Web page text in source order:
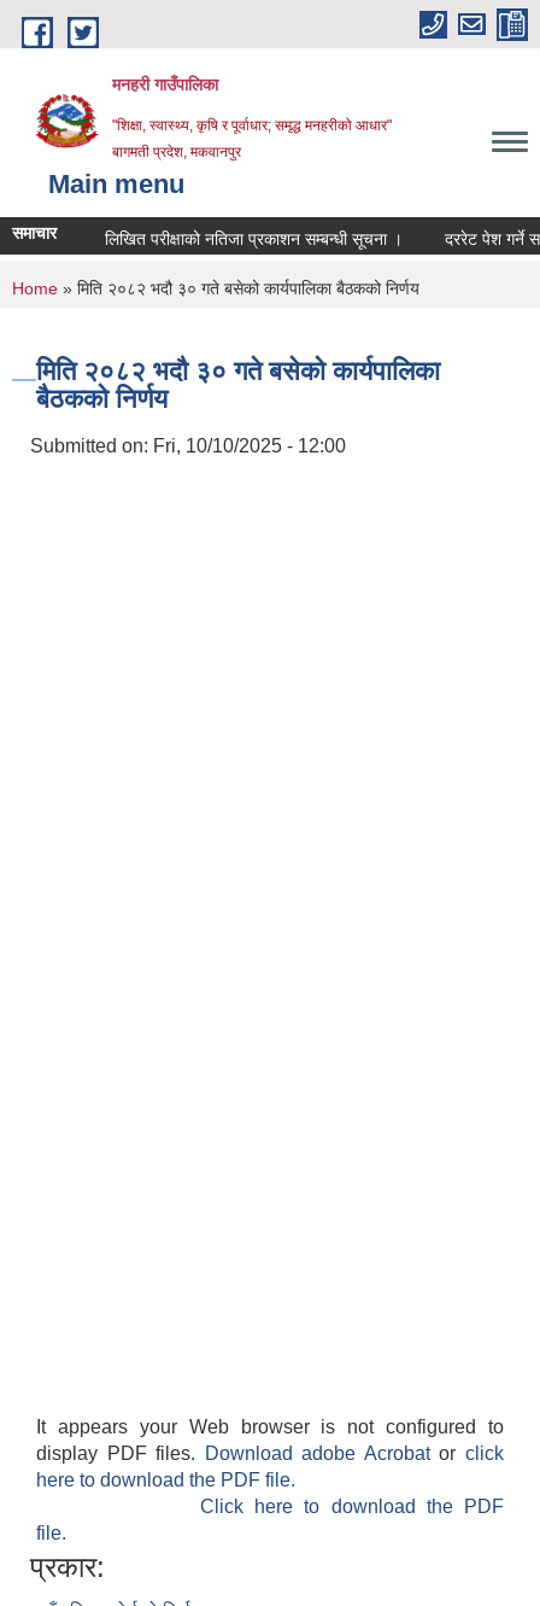
Skip to main content
मनहरी गाउँपालिका
"शिक्षा, स्वास्थ्य, कृषि र पूर्वाधार; समृद्ध मनहरीको आधार"
बागमती प्रदेश, मकवानपुर
Main menu
समाचार लिखित परीक्षाको नतिजा प्रकाशन सम्बन्धी सूचना । दररेट पेश गर्ने
You are here
Home » मिति २०८२ भदौ ३० गते बसेको कार्यपालिका बैठकको निर्णय
मिति २०८२ भदौ ३० गते बसेको कार्यपालिका
बैठकको निर्णय
Submitted on: Fri, 10/10/2025 - 12:00
It appears your Web browser is not configured to
display PDF files.
Download adobe Acrobatorclick
here to download the PDF file.
Click here to download the PDF
file.
प्रकार: